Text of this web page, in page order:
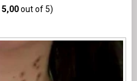
5,00out of 5)